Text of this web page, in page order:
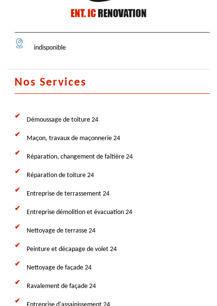
indisponible
Nos Services
Démoussage de toiture 24
Maçon, travaux de maçonnerie 24
Réparation, changement de faîtière 24
Réparation de toiture 24
Entreprise de terrassement 24
Entreprise démolition et évacuation 24
Nettoyage de terrasse 24
Peinture et décapage de volet 24
Nettoyage de façade 24
Ravalement de façade 24